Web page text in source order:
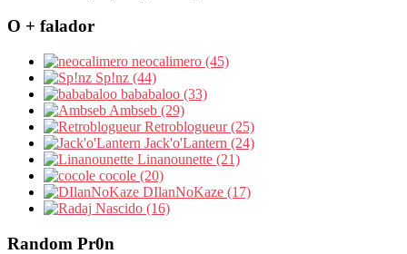
O + falador
neocalimero (45)
Sp!nz (44)
bababaloo (33)
Ambseb (29)
Retroblogueur (25)
Jack'o'Lantern (24)
Linanounette (21)
cocole (20)
DIlanNoKaze (17)
Nascido (16)
Random Pr0n